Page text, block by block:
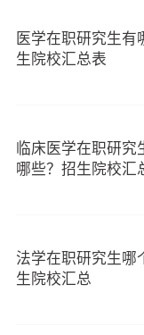
医学在职研究生能
江大学、锦州医科大
都是比较好考的，学
校进修。
业，那么，基础医学
现在，正在招生的
医学在职研究生有
生院校汇总表
临床医学在职研究
哪些？招生院校汇
法学在职研究生哪
生院校汇总